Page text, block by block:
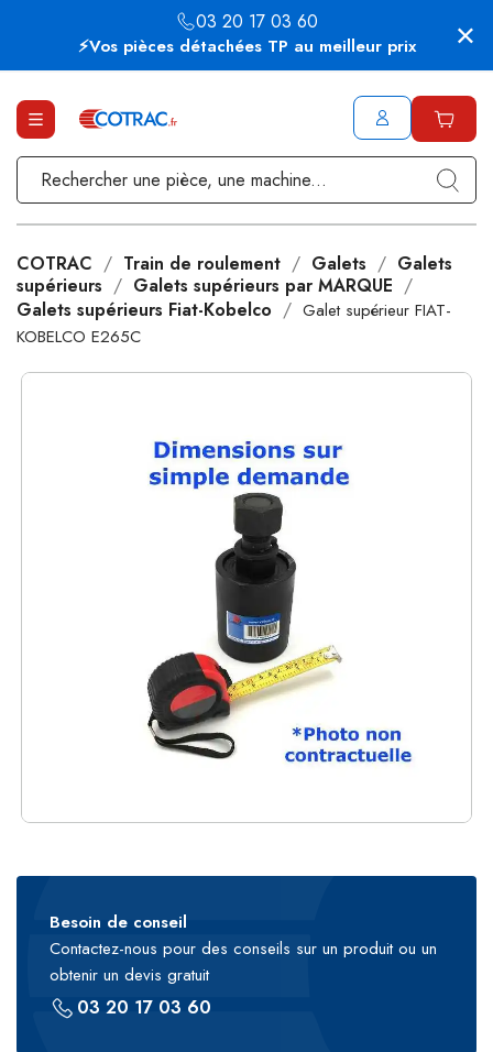
⚡Vos pièces détachées TP au meilleur prix
03 20 17 03 60
COTRAC Train de roulement Galets
Galets
supérieurs
Galets supérieurs par MARQUE
Galets supérieurs Fiat-Kobelco
Galet supérieur FIAT-
KOBELCO E265C
Besoin de conseil
Contactez-nous pour des conseils sur un produit ou un
obtenir un devis gratuit
03 20 17 03 60